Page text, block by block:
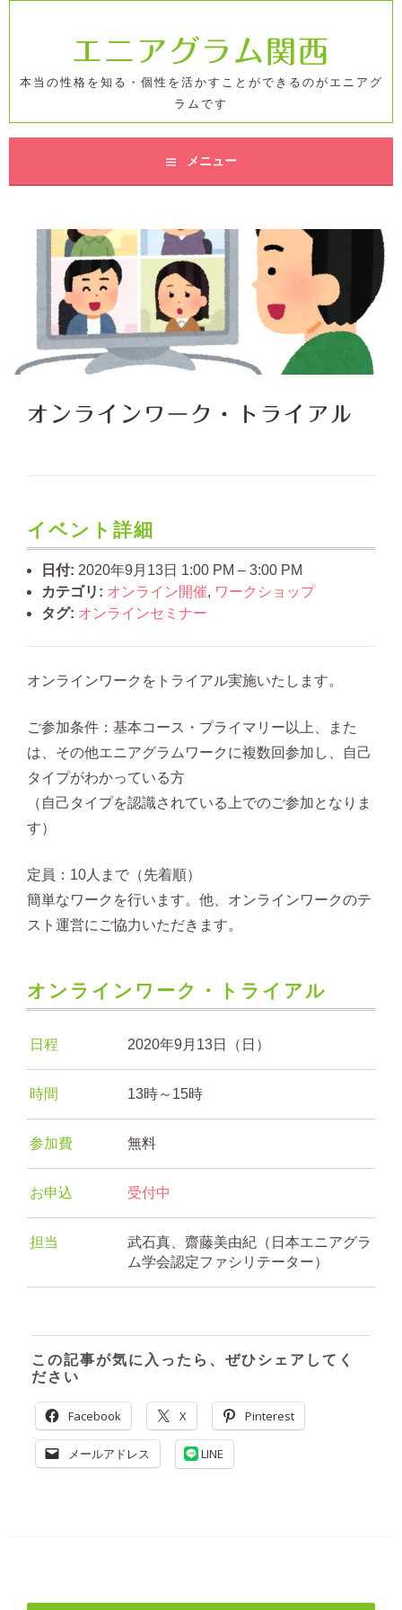
ス
ッ
エニアグラム関西
本当の性格を知る・個性を活かすことができるのがエニアグ
ラムです
メニュー
オンラインワーク・トライアル
イベント詳細
日付: 2020年9月13日 1:00 PM –3:00 PM
カテゴリ: オンライン開催, ワークショップ
タグ: オンラインセミナー
オンラインワークをトライアル実施いたします。
ご参加条件：基本コース・プライマリー以上、また
は、その他エニアグラムワークに複数回参加し、自己
タイプがわかっている方
（自己タイプを認識されている上でのご参加となりま
す）
定員：10人まで（先着順）
簡単なワークを行います。他、オンラインワークのテ
スト運営にご協力いただきます。
オンラインワーク・トライアル
日程 2020年9月13日（日）
時間 13時～15時
参加費 無料
お申込 受付中
担当
武石真、齋藤美由紀（日本エニアグラ
ム学会認定ファシリテーター）
この記事が気に入ったら、ぜひシェアしてく
ださい
Facebook X Pinterest
メールアドレス LINE